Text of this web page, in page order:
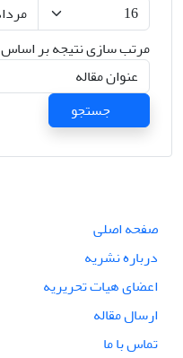
مرتب سازی نتیجه بر اساس
جستجو
صفحه اصلی
درباره نشریه
اعضای هیات تحریریه
ارسال مقاله
تماس با ما